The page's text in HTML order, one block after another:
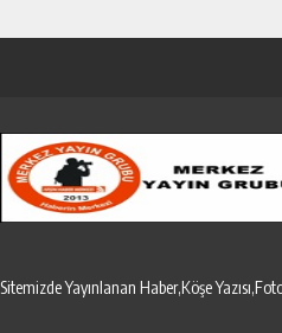
Sitemizde Yayınlanan Haber,Köşe